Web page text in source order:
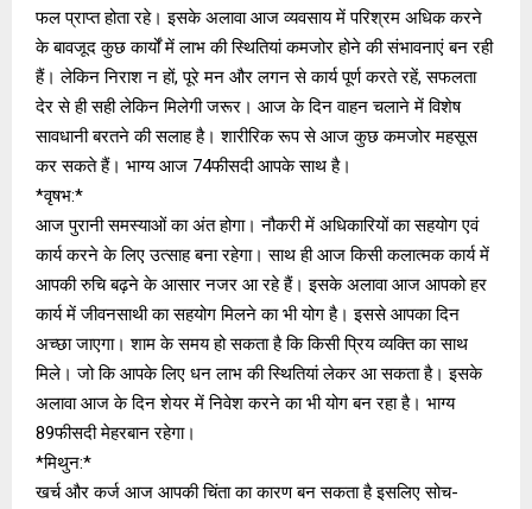
फल प्राप्त होता रहे। इसके अलावा आज व्‍यवसाय में परिश्रम अधिक करने
के बावजूद कुछ कार्यों में लाभ की स्थितियां कमजोर होने की संभावनाएं बन रही
हैं। लेकिन निराश न हों, पूरे मन और लगन से कार्य पूर्ण करते रहें, सफलता
देर से ही सही लेकिन मिलेगी जरूर। आज के दिन वाहन चलाने में विशेष
सावधानी बरतने की सलाह है। शारीरिक रूप से आज कुछ कमजोर महसूस
कर सकते हैं। भाग्‍य आज 74फीसदी आपके साथ है।
*वृषभ:*
आज पुरानी समस्याओं का अंत होगा। नौकरी में अधिकारियों का सहयोग एवं
कार्य करने के लिए उत्साह बना रहेगा। साथ ही आज किसी कलात्मक कार्य में
आपकी रुचि बढ़ने के आसार नजर आ रहे हैं। इसके अलावा आज आपको हर
कार्य में जीवनसाथी का सहयोग मिलने का भी योग है। इससे आपका दिन
अच्‍छा जाएगा। शाम के समय हो सकता है कि किसी प्रिय व्यक्ति का साथ
मिले। जो कि आपके लिए धन लाभ की स्थितियां लेकर आ सकता है। इसके
अलावा आज के दिन शेयर में निवेश करने का भी योग बन रहा है। भाग्‍य
89फीसदी मेहरबान रहेगा।
*मिथुन:*
खर्च और कर्ज आज आपकी चिंता का कारण बन सकता है इसलिए सोच-